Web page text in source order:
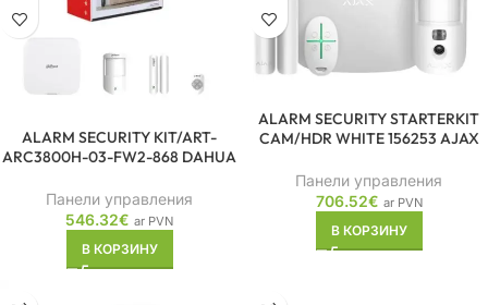
ALARM SECURITY KIT/ART-
ARC3800H-03-FW2-868 DAHUA
Панели управления
546.32€ ar PVN
В КОРЗИНУ
ALARM SECURITY STARTERKIT
CAM/HDR WHITE 156253 AJAX
Панели управления
706.52€ ar PVN
В КОРЗИНУ